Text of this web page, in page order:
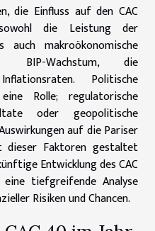
die Einfluss auf den CAC
die Leistung der
makroökonomische
Wachstum, die
Politische
Rolle; regulatorische
oder geopolitische
auf die Pariser
dieser Faktoren gestaltet
Entwicklung des CAC
tiefgreifende Analyse
Risiken und Chancen.